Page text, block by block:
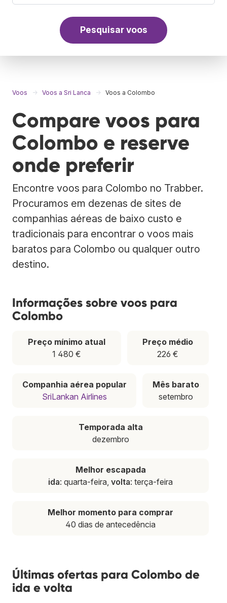
Pesquisar voos
Voos Voos a Sri Lanca Voos a Colombo
Compare voos para
Colombo e reserve
onde preferir
Encontre voos para Colombo no Trabber.
Procuramos em dezenas de sites de
companhias aéreas de baixo custo e
tradicionais para encontrar o voos mais
baratos para Colombo ou qualquer outro
destino.
Informações sobre voos para
Colombo
Preço mínimo atual
1 480 €
Preço médio
226 €
Companhia aérea popular
SriLankan Airlines
Mês barato
setembro
Temporada alta
dezembro
Melhor escapada
ida: quarta-feira, volta: terça-feira
Melhor momento para comprar
40 dias de antecedência
Últimas ofertas para Colombo de
ida e volta